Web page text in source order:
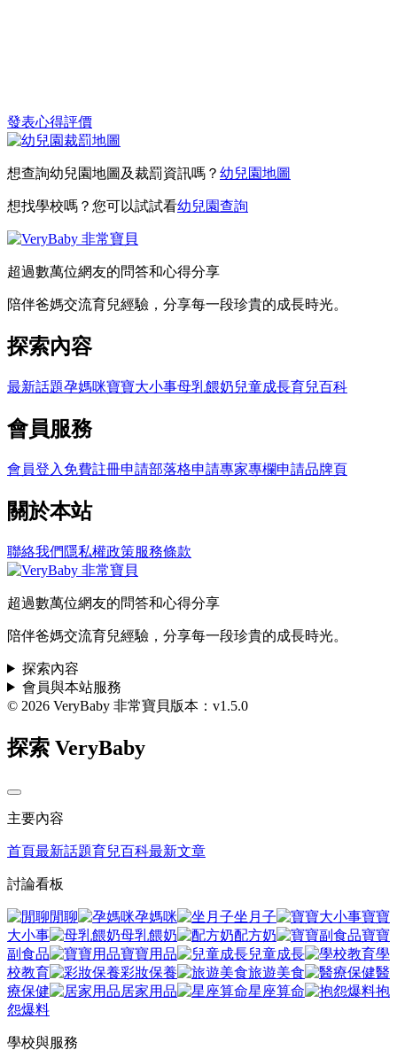
發表心得評價
想查詢幼兒園地圖及裁罰資訊嗎？ 幼兒園地圖
想找學校嗎？您可以試試看幼兒園查詢
超過數萬位網友的問答和心得分享
陪伴爸媽交流育兒經驗，分享每一段珍貴的成長時光。
探索內容
最新話題孕媽咪寶寶大小事母乳餵奶兒童成長育兒百科
會員服務
會員登入 免費註冊申請部落格申請專家專欄申請品牌頁
關於本站
聯絡我們 隱私權政策服務條款
超過數萬位網友的問答和心得分享
陪伴爸媽交流育兒經驗，分享每一段珍貴的成長時光。
探索內容
會員與本站服務
© 2026 VeryBaby 非常寶貝版本：v1.5.0
探索 VeryBaby
主要內容
首頁最新話題育兒百科最新文章
討論看板
閒聊 孕媽咪 坐月子
寶寶
大小事
母乳餵奶 配方奶
寶寶
副食品
寶寶用品 兒童成長
學
校教育
彩妝保養 旅遊美食
醫
療保健
居家用品 星座算命
抱
怨爆料
學校與服務